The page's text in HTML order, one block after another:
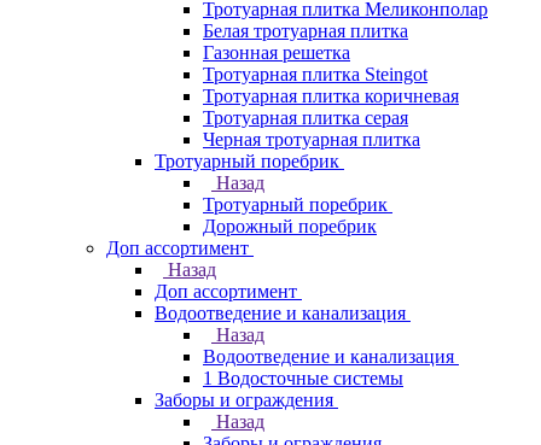
Тротуарная плитка Меликонполар
Белая тротуарная плитка
Газонная решетка
Тротуарная плитка Steingot
Тротуарная плитка коричневая
Тротуарная плитка серая
Черная тротуарная плитка
Тротуарный поребрик
Назад
Тротуарный поребрик
Дорожный поребрик
Доп ассортимент
Назад
Доп ассортимент
Водоотведение и канализация
Назад
Водоотведение и канализация
1 Водосточные системы
Заборы и ограждения
Назад